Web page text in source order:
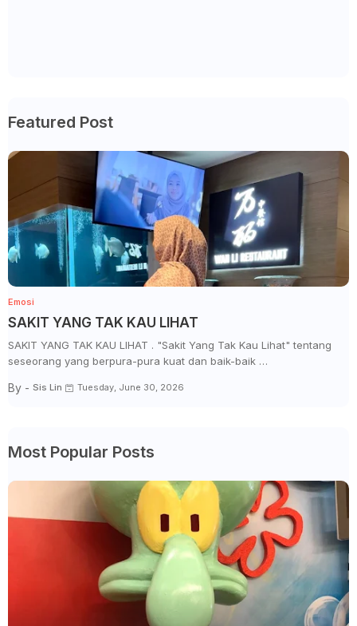
Featured Post
Emosi
SAKIT YANG TAK KAU LIHAT
SAKIT YANG TAK KAU LIHAT . "Sakit Yang Tak Kau Lihat" tentang
seseorang yang berpura-pura kuat dan baik-baik …
By - Sis Lin Tuesday, June 30, 2026
Most Popular Posts